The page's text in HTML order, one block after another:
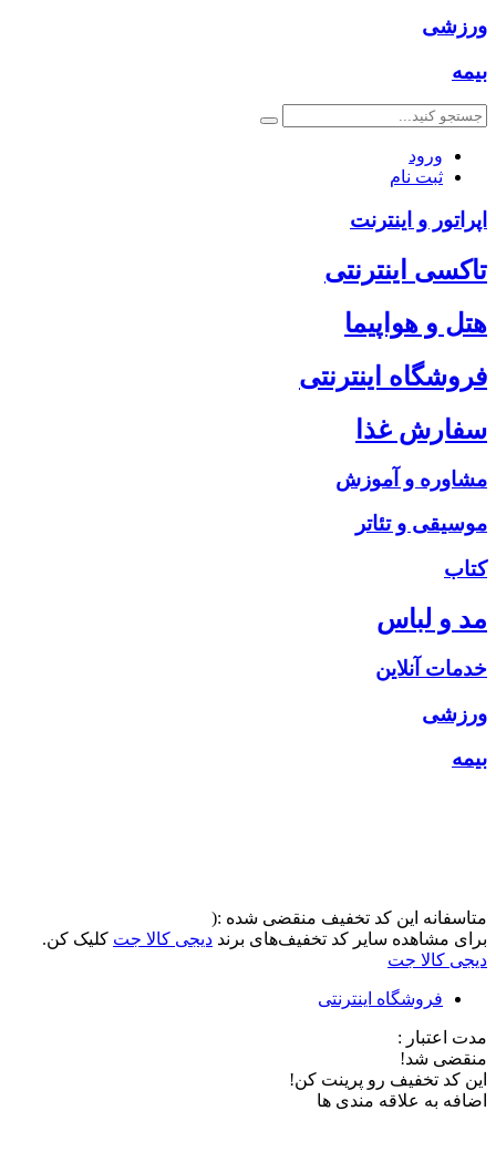
ورزشی
بیمه
ورود
ثبت نام
اپراتور و اینترنت
تاکسی اینترنتی
هتل و هواپیما
فروشگاه اینترنتی
سفارش غذا
مشاوره و آموزش
موسیقی و تئاتر
کتاب
مد و لباس
خدمات آنلاین
ورزشی
بیمه
متاسفانه این کد تخفیف منقضی شده :(
برای مشاهده سایر کد تخفیف‌های برند دیجی کالا جت کلیک کن.
دیجی کالا جت
فروشگاه اینترنتی
مدت اعتبار :
منقضی شد!
این کد تخفیف رو پرینت کن!
اضافه به علاقه مندی ها